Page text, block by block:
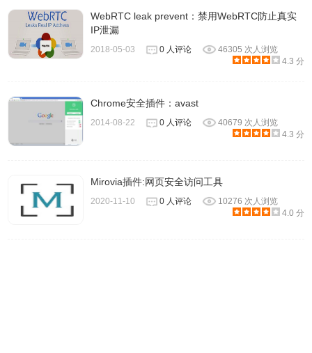
使用TCP。
WebRTC leak prevent：禁用WebRTC防止真实
IP泄漏
2018-05-03 0 人评论
46305 次人浏览
4.3 分
Chrome安全插件：avast
2014-08-22 0 人评论
40679 次人浏览
4.3 分
Mirovia插件:网页安全访问工具
2020-11-10 0 人评论
10276 次人浏览
4.0 分